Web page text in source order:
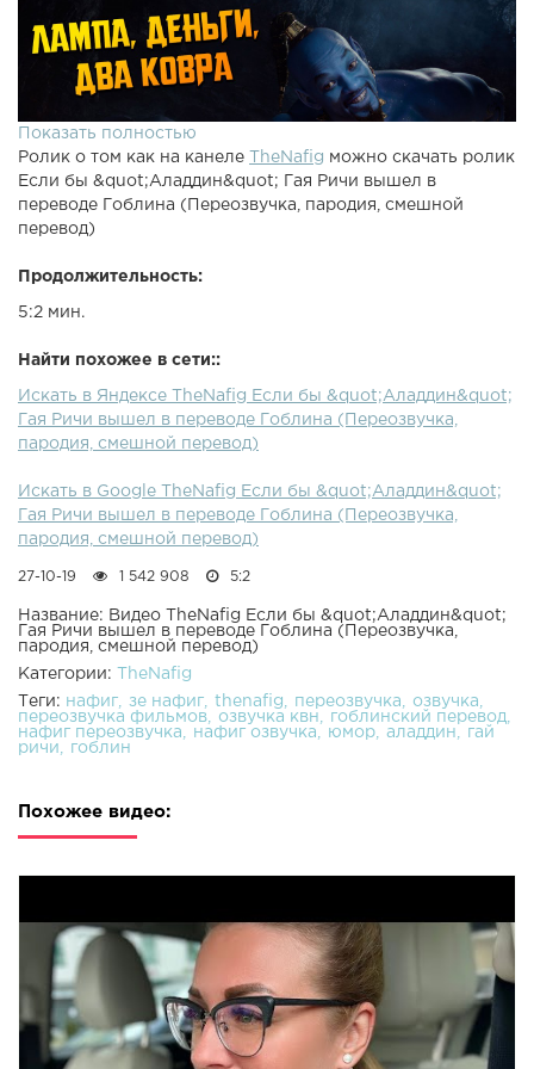
Показать полностью
Ролик о том как на канеле
TheNafig можно скачать ролик
Если бы &quot;Аладдин&quot; Гая Ричи вышел в
переводе Гоблина (Переозвучка, пародия, смешной
перевод)
Продолжительность:
5:2 мин.
Найти похожее в сети::
Искать в Яндексе TheNafig Если бы &quot;Аладдин&quot;
Гая Ричи вышел в переводе Гоблина (Переозвучка,
пародия, смешной перевод)
Искать в Google TheNafig Если бы &quot;Аладдин&quot;
Гая Ричи вышел в переводе Гоблина (Переозвучка,
пародия, смешной перевод)
27-10-19 1 542 908 5:2
Название: Видео TheNafig Если бы &quot;Аладдин&quot;
Гая Ричи вышел в переводе Гоблина (Переозвучка,
пародия, смешной перевод)
Категории:
TheNafig
Теги: нафиг зе нафиг thenafig переозвучка
озвучка
переозвучка фильмов
озвучка квн
гоблинский перевод
нафиг переозвучка
нафиг озвучка юмор аладдин
гай
ричи
гоблин
Похожее видео: